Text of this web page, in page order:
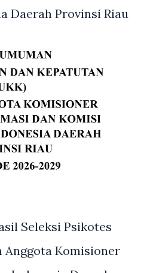
Daerah Provinsi Riau
Seleksi Psikotes
Anggota Komisioner